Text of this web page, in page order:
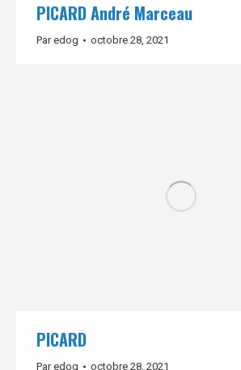
PICARD André Marceau
Paredog octobre 28, 2021
PICARD
Paredog octobre 28, 2021